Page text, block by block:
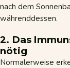
nach dem
währenddessen.
2. Das
nötig
Normalerweise